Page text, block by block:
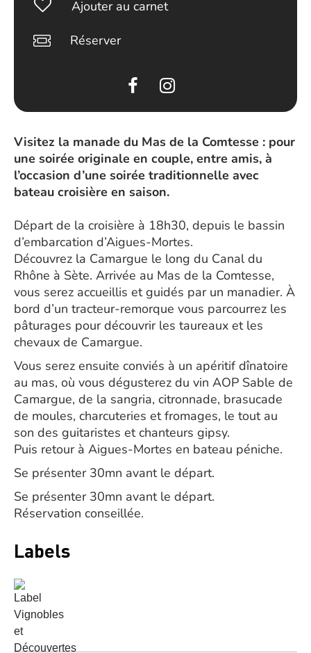
Visitez la manade du Mas de la Comtesse : pour
une soirée originale en couple, entre amis, à
l’occasion d’une soirée traditionnelle avec
bateau croisière en saison.
Départ de la croisière à 18h30, depuis le bassin
d’embarcation d’Aigues-Mortes.
Découvrez la Camargue le long du Canal du
Rhône à Sète. Arrivée au Mas de la Comtesse,
vous serez accueillis et guidés par un manadier. À
bord d’un tracteur-remorque vous parcourrez les
pâturages pour découvrir les taureaux et les
chevaux de Camargue.
Vous serez ensuite conviés à un apéritif dînatoire
au mas, où vous dégusterez du vin AOP Sable de
Camargue, de la sangria, citronnade, brasucade
de moules, charcuteries et fromages, le tout au
son des guitaristes et chanteurs gipsy.
Puis retour à Aigues-Mortes en bateau péniche.
Se présenter 30mn avant le départ.
Se présenter 30mn avant le départ.
Réservation conseillée.
Labels
Ajouter au carnet
Réserver